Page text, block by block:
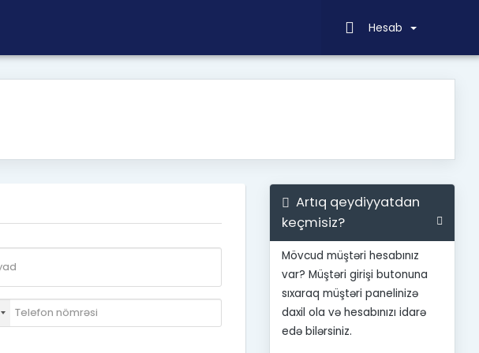
Hesab
Artıq qeydiyyatdan
keçmisiz?
Mövcud müştəri hesabınız
var? Müştəri girişi butonuna
sıxaraq müştəri panelinizə
daxil ola və hesabınızı idarə
edə bilərsiniz.